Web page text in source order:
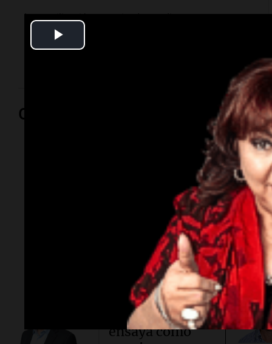
La movilización, organizada por diversas
organizaciones, culminó en enfrentamientos con
fuerzas de seguridad y varios detenidos, mientras el
debate sobre la ley continúa en el Senado.
Opinión
Conflicto en
Asia. Taiwán
ensaya cómo
Por
Por